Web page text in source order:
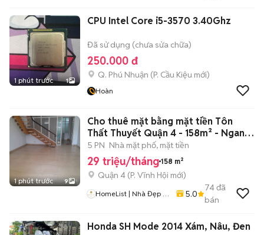
1 phút trước 1
CPU Intel Core i5-3570 3.40Ghz
Đã sử dụng (chưa sửa chữa)
250.000 đ
Q. Phú Nhuận (P. Cầu Kiệu mới)
Hoàn
1 phút trước 9
Cho thuê mặt bằng mặt tiền Tôn
Thất Thuyết Quận 4 - 158m² - Ngang
4.9m
5 PN Nhà mặt phố, mặt tiền
29 triệu/tháng 158 m²
Quận 4 (P. Vĩnh Hội mới)
HomeList | Nhà Đẹp -
5.0
74đã
bán
Honda SH Mode 2014 Xám, Nâu, Đen